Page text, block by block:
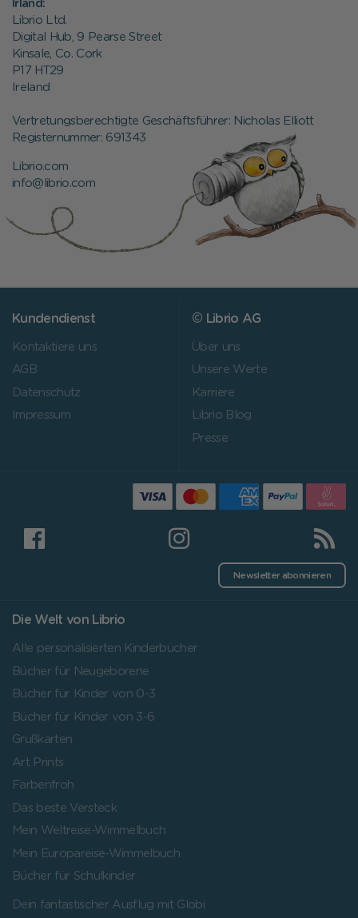
Irland:
Librio Ltd.
Digital Hub, 9 Pearse Street
Kinsale, Co. Cork
P17 HT29
Ireland
Vertretungsberechtigte Geschäftsführer: Nicholas Elliott
Registernummer: 691343
Librio.com
info@librio.com
Kundendienst
Kontaktiere uns
AGB
Datenschutz
Impressum
© Librio AG
Über uns
Unsere Werte
Karriere
Librio Blog
Presse
Newsletter abonnieren
Die Welt von Librio
Alle personalisierten Kinderbücher
Bücher für Neugeborene
Bücher für Kinder von 0-3
Bücher für Kinder von 3-6
Grußkarten
Art Prints
Farbenfroh
Das beste Versteck
Mein Weltreise-Wimmelbuch
Mein Europareise-Wimmelbuch
Bücher für Schulkinder
Dein fantastischer Ausflug mit Globi